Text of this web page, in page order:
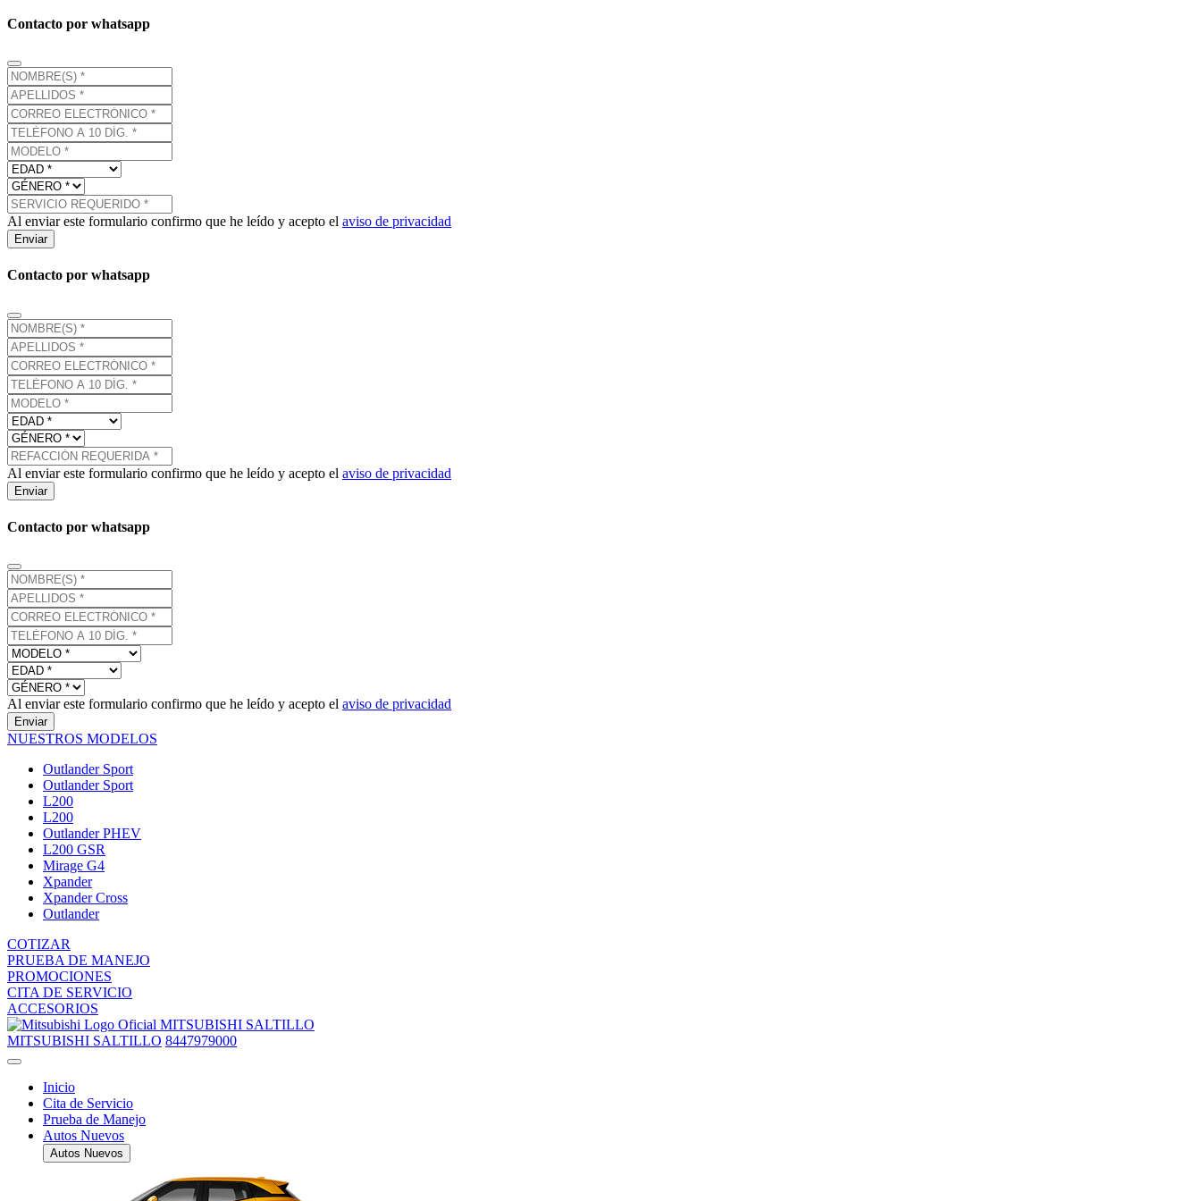
Contacto por whatsapp
Al enviar este formulario confirmo que he leído y acepto el aviso de privacidad
Enviar
Contacto por whatsapp
Al enviar este formulario confirmo que he leído y acepto el aviso de privacidad
Enviar
Contacto por whatsapp
Al enviar este formulario confirmo que he leído y acepto el aviso de privacidad
Enviar
NUESTROS MODELOS
Outlander Sport
Outlander Sport
L200
L200
Outlander PHEV
L200 GSR
Mirage G4
Xpander
Xpander Cross
Outlander
COTIZAR
PRUEBA DE MANEJO
PROMOCIONES
CITA DE SERVICIO
ACCESORIOS
MITSUBISHI SALTILLO
MITSUBISHI SALTILLO 8447979000
Inicio
Cita de Servicio
Prueba de Manejo
Autos Nuevos
Autos Nuevos